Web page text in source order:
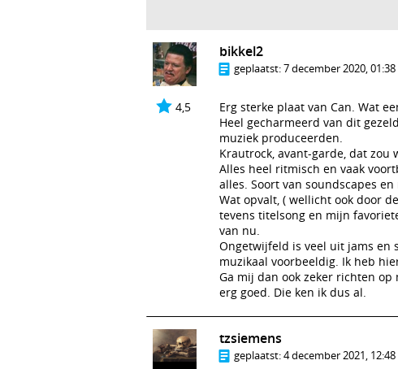
4,5
bikkel2
geplaatst:7 december 2020,
Erg sterke plaat van Can. Wat
Heel gecharmeerd van dit
muziek produceerden.
Krautrock, avant-garde, dat zou
Alles heel ritmisch en vaak
alles. Soort van soundscapes
Wat opvalt, ( wellicht ook door
tevens titelsong en mijn
van nu.
Ongetwijfeld is veel uit jams en
muzikaal voorbeeldig. Ik heb
Ga mij dan ook zeker richten op
erg goed. Die ken ik dus al.
tzsiemens
geplaatst:4 december 2021,